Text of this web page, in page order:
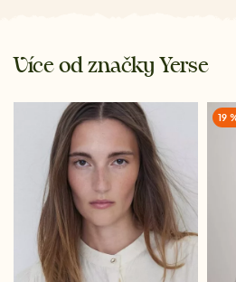
Více od značky Yerse
19